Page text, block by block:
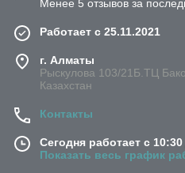
Менее 5 отзывов за
Работает с 25.11.2021
г. Алматы
Рыскулова 103/21Б.ТЦ
Казахстан
Контакты
Сегодня работает с
Показать весь график